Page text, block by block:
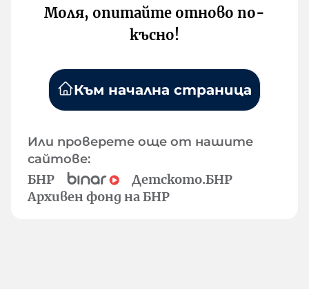
Моля, опитайте отново по-
късно!
Към начална страница
Или проверете още от нашите
сайтове:
БНР
Детското.БНР
Архивен фонд на БНР